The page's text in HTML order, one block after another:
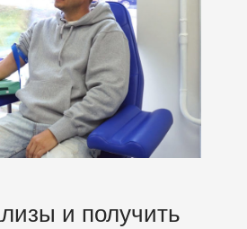
и получить